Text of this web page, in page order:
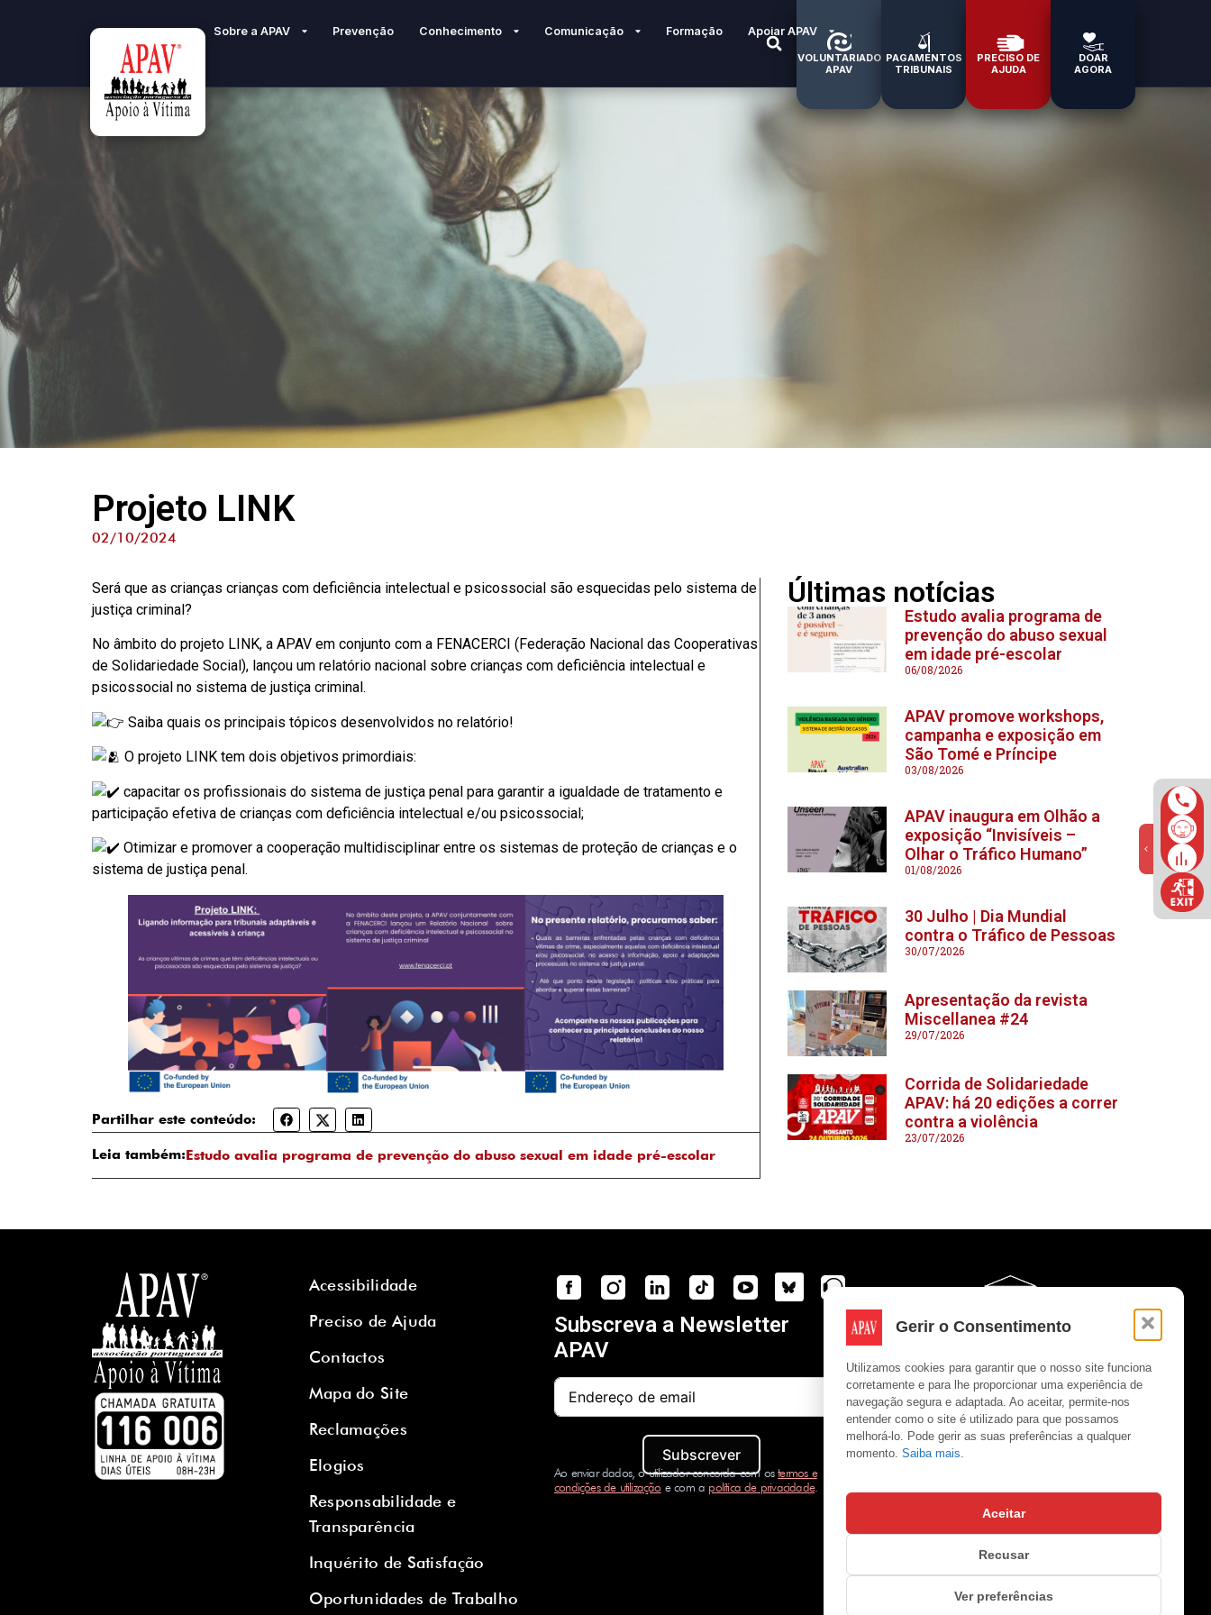
Gerir o Consentimento
Utilizamos cookies para garantir que o nosso site funciona
corretamente e para lhe proporcionar uma experiência de
navegação segura e adaptada. Ao aceitar, permite-nos
entender como o site é utilizado para que possamos
melhorá-lo. Pode gerir as suas preferências a qualquer
momento. Saiba mais.
Aceitar
Recusar
Ver preferências
Sobre a APAV Prevenção Conhecimento Comunicação Formação Apoiar APAV
VOLUNTARIADO
APAV
PAGAMENTOS
TRIBUNAIS
PRECISO DE
AJUDA
DOAR
AGORA
Projeto LINK
02/10/2024
Será que as crianças crianças com deficiência intelectual e psicossocial são esquecidas pelo sistema de
justiça criminal?
No âmbito do projeto LINK, a APAV em conjunto com a FENACERCI (Federação Nacional das Cooperativas
de Solidariedade Social), lançou um relatório nacional sobre crianças com deficiência intelectual e
psicossocial no sistema de justiça criminal.
Saiba quais os principais tópicos desenvolvidos no relatório!
O projeto LINK tem dois objetivos primordiais:
capacitar os profissionais do sistema de justiça penal para garantir a igualdade de tratamento e
participação efetiva de crianças com deficiência intelectual e/ou psicossocial;
Otimizar e promover a cooperação multidisciplinar entre os sistemas de proteção de crianças e o
sistema de justiça penal.
Partilhar este conteúdo:
Leia também:Estudo avalia programa de prevenção do abuso sexual em idade pré-escolar
Últimas notícias
Estudo avalia programa de
prevenção do abuso sexual
em idade pré-escolar
06/08/2026
APAV promove workshops,
campanha e exposição em
São Tomé e Príncipe
03/08/2026
APAV inaugura em Olhão a
exposição “Invisíveis –
Olhar o Tráfico Humano”
01/08/2026
30 Julho | Dia Mundial
contra o Tráfico de Pessoas
30/07/2026
Apresentação da revista
Miscellanea #24
29/07/2026
Corrida de Solidariedade
APAV: há 20 edições a correr
contra a violência
23/07/2026
Acessibilidade
Preciso de Ajuda
Contactos
Mapa do Site
Reclamações
Elogios
Responsabilidade e
Transparência
Inquérito de Satisfação
Oportunidades de Trabalho
Subscreva a Newsletter
APAV
Subscrever
Ao enviar dados, o utilizador concorda com ostermos e
condições de utilizaçãoe com a política de privacidade.
Copyright © APAV 2026